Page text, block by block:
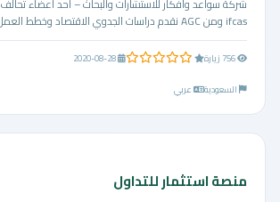
ifcas ومن AGC نقدم دراسات الجدوي الاقتصاد وخطط العمل والاستشارات الادا ...
0.0 من 5 نجوم
2020-08-28
السعودية
عربي
منصة استثمار للتداول